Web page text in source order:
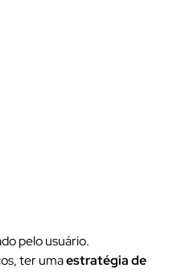
pelo usuário.
ter umaestratégia de